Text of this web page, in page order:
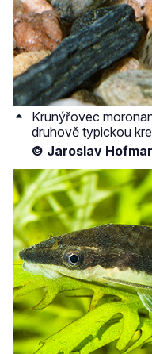
Krunýřovec
druhově typickou
© Jaroslav